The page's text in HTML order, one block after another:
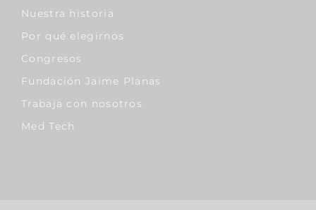
Nuestra historia
Por qué elegirnos
Congresos
Fundación Jaime Planas
Trabaja con nosotros
Med Tech